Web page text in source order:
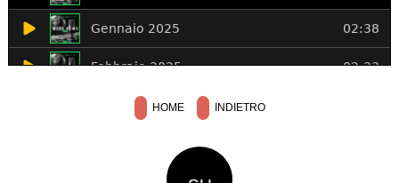
HOME INDIETRO